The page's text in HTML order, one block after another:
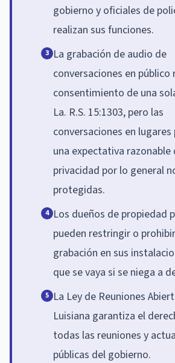
gobierno y oficiales de
realizan sus funciones.
3 La grabación de audio de
conversaciones en público
consentimiento de una
La. R.S. 15:1303, pero las
conversaciones en lugares
una expectativa razonable
privacidad por lo general
protegidas.
4 Los dueños de propiedad
pueden restringir o
grabación en sus
que se vaya si se niega a
5 La Ley de Reuniones
Luisiana garantiza el
todas las reuniones y
públicas del gobierno.